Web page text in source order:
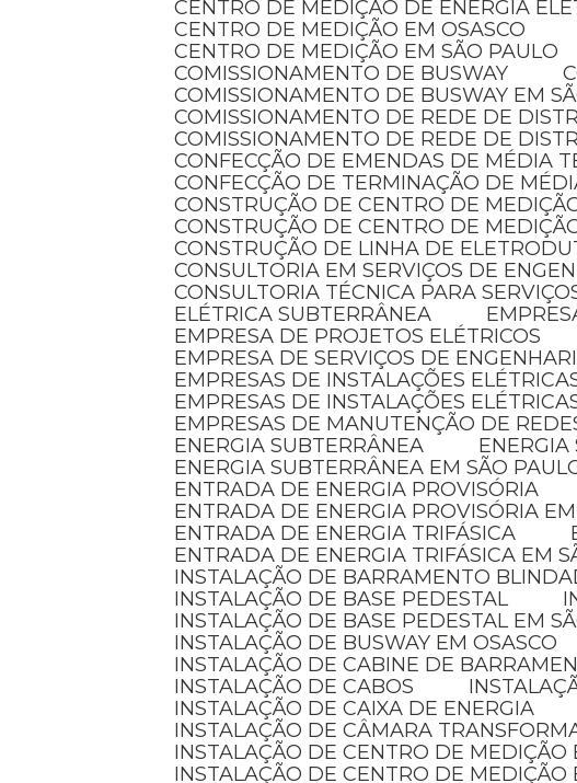
CENTRO DE MEDIÇÃO DE ENERGIA
CENTRO DE MEDIÇÃO EM OSASCO
CENTRO DE MEDIÇÃO EM SÃO PAULO
COMISSIONAMENTO DE BUSWAY
COMISSIONAMENTO DE BUSWAY EM
COMISSIONAMENTO DE REDE DE
COMISSIONAMENTO DE REDE DE
CONFECÇÃO DE EMENDAS DE MÉDIA
CONFECÇÃO DE TERMINAÇÃO DE
CONSTRUÇÃO DE CENTRO DE
CONSTRUÇÃO DE CENTRO DE
CONSTRUÇÃO DE LINHA DE
CONSULTORIA EM SERVIÇOS DE
CONSULTORIA TÉCNICA PARA
ELÉTRICA SUBTERRÂNEA
EMPRESA DE PROJETOS ELÉTRICOS
EMPRESA DE SERVIÇOS DE
EMPRESAS DE INSTALAÇÕES
EMPRESAS DE INSTALAÇÕES
EMPRESAS DE MANUTENÇÃO DE
ENERGIA SUBTERRÂNEA
ENERGIA SUBTERRÂNEA EM SÃO
ENTRADA DE ENERGIA PROVISÓRIA
ENTRADA DE ENERGIA PROVISÓRIA
ENTRADA DE ENERGIA TRIFÁSICA
ENTRADA DE ENERGIA TRIFÁSICA EM
INSTALAÇÃO DE BARRAMENTO
INSTALAÇÃO DE BASE PEDESTAL
INSTALAÇÃO DE BASE PEDESTAL EM
INSTALAÇÃO DE BUSWAY EM OSASCO
INSTALAÇÃO DE CABINE DE
INSTALAÇÃO DE CABOS
INSTALAÇÃO DE CAIXA DE ENERGIA
INSTALAÇÃO DE CÂMARA
INSTALAÇÃO DE CENTRO DE MEDIÇÃO
INSTALAÇÃO DE CENTRO DE MEDIÇÃO